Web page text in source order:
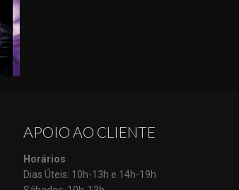
APOIO AO CLIENTE
Horários
Dias Úteis: 10h-13h e 14h-19h